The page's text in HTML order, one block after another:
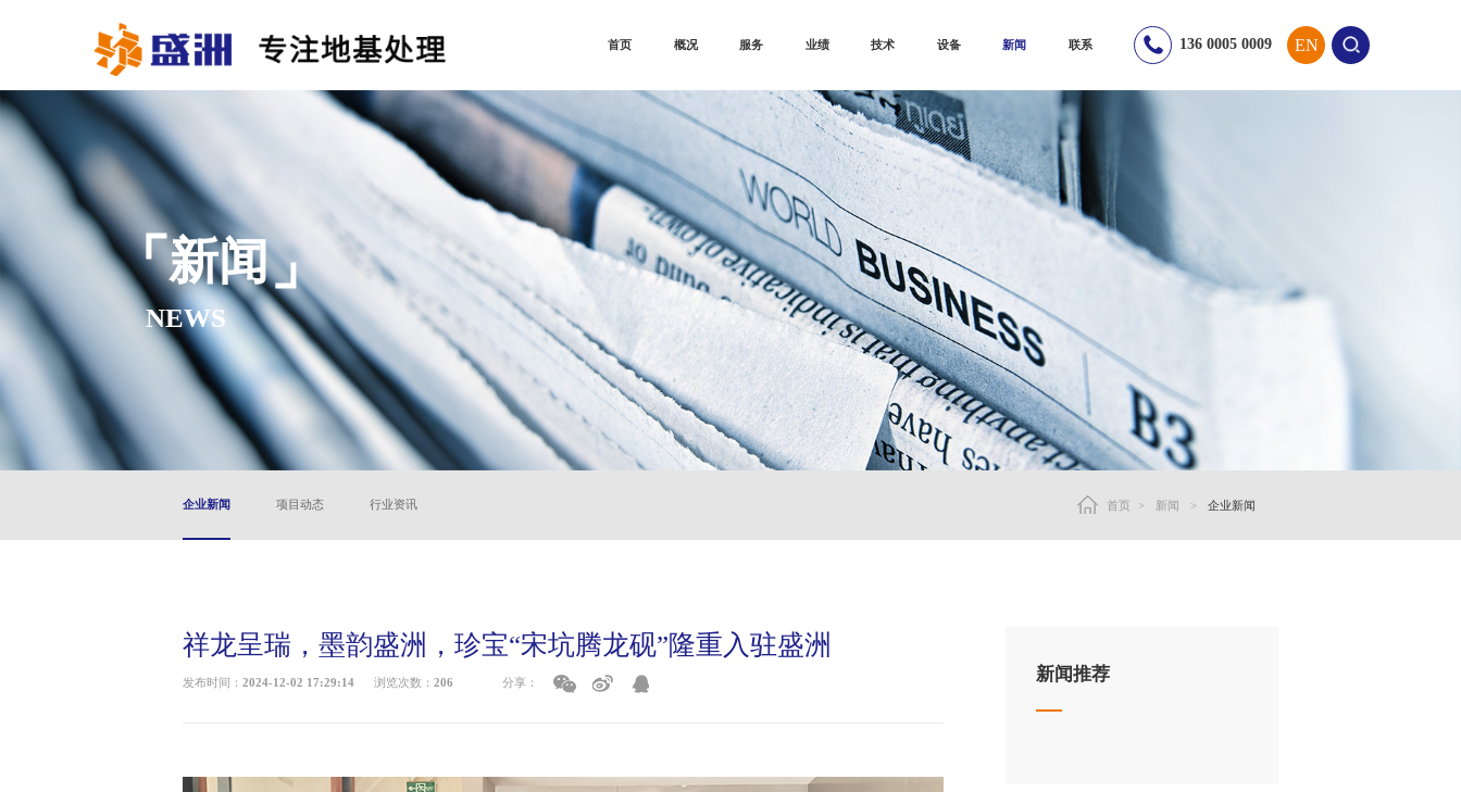
首页 概况 服务 业绩 技术 设备 新闻 联系 136 0005 0009 EN
新闻
NEWS
企业新闻 项目动态 行业资讯 首页 > 新闻 > 企业新闻
祥龙呈瑞，墨韵盛洲，珍宝“宋坑腾龙砚”隆重入驻盛洲
发布时间： 2024-12-02 17:29:14 浏览次数： 206 分享： 新闻推荐